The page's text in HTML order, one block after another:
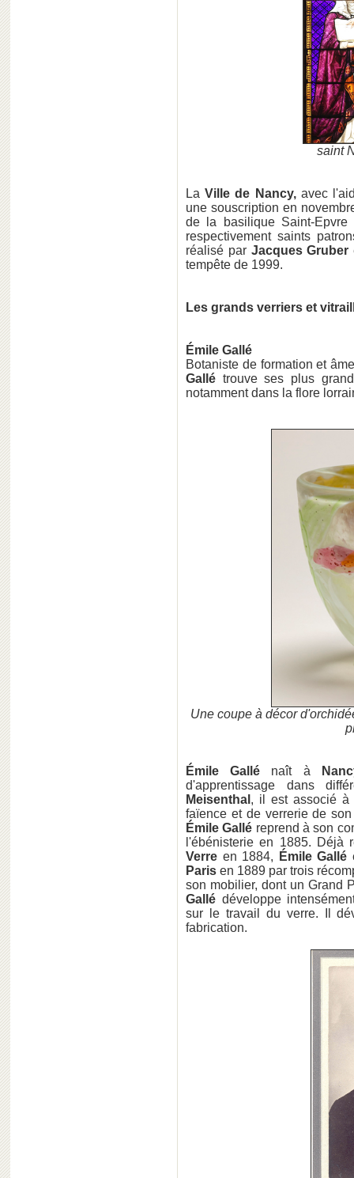
saint
LaVille de Nancy,avec
une souscription en
de la basilique Saint-
respectivement saints
réalisé par Jacques Gruber
tempête de 1999.
Les grands verriers et
Émile Gallé
Botaniste de formation et
Gallé trouve ses plus
notamment dans la flore
Une coupe à décor
Émile Gallé naît à
d'apprentissage dans
Meisenthal , il est associé à
faïence et de verrerie de
Émile Gallé reprend à son
l'ébénisterie en 1885. Déjà
Verre en 1884, Émile Gallé
Paris en 1889 par trois
son mobilier, dont un Grand
Gallé développe
sur le travail du verre. Il
fabrication.